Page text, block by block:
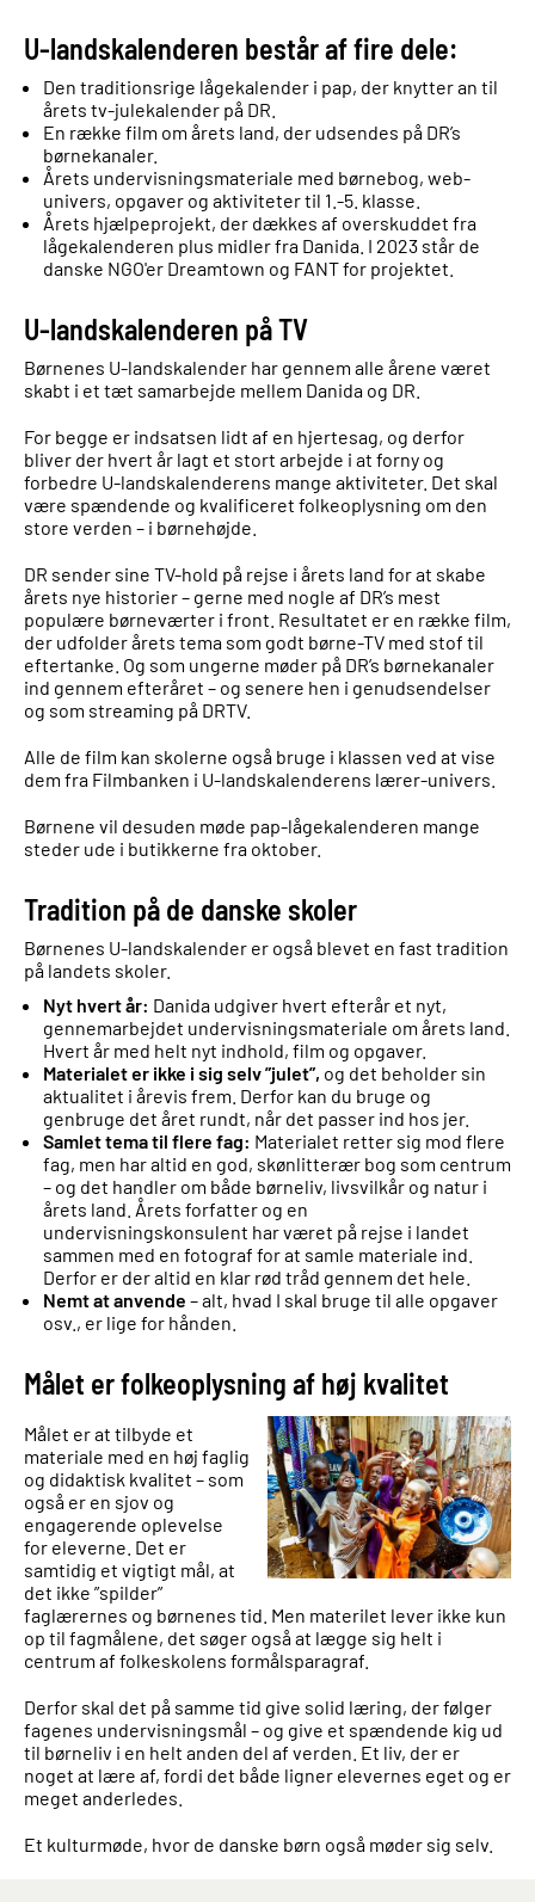
U-landskalenderen består af fire dele:
Den traditionsrige lågekalender i pap, der knytter an til
årets tv-julekalender på DR.
En række film om årets land, der udsendes på DR’s
børnekanaler.
Årets undervisningsmateriale med børnebog, web-
univers, opgaver og aktiviteter til 1.-5. klasse.
Årets hjælpeprojekt, der dækkes af overskuddet fra
lågekalenderen plus midler fra Danida. I 2023 står de
danske NGO'er Dreamtown og FANT for projektet.
U-landskalenderen på TV
Børnenes U-landskalender har gennem alle årene været
skabt i et tæt samarbejde mellem Danida og DR.
For begge er indsatsen lidt af en hjertesag, og derfor
bliver der hvert år lagt et stort arbejde i at forny og
forbedre U-landskalenderens mange aktiviteter. Det skal
være spændende og kvalificeret folkeoplysning om den
store verden – i børnehøjde.
DR sender sine TV-hold på rejse i årets land for at skabe
årets nye historier – gerne med nogle af DR’s mest
populære børneværter i front. Resultatet er en række film,
der udfolder årets tema som godt børne-TV med stof til
eftertanke. Og som ungerne møder på DR’s børnekanaler
ind gennem efteråret – og senere hen i genudsendelser
og som streaming på DRTV.
Alle de film kan skolerne også bruge i klassen ved at vise
dem fra Filmbanken i U-landskalenderens lærer-univers.
Børnene vil desuden møde pap-lågekalenderen mange
steder ude i butikkerne fra oktober.
Tradition på de danske skoler
Børnenes U-landskalender er også blevet en fast tradition
på landets skoler.
Nyt hvert år: Danida udgiver hvert efterår et nyt,
gennemarbejdet undervisningsmateriale om årets land.
Hvert år med helt nyt indhold, film og opgaver.
Materialet er ikke i sig selv ”julet”, og det beholder sin
aktualitet i årevis frem. Derfor kan du bruge og
genbruge det året rundt, når det passer ind hos jer.
Samlet tema til flere fag: Materialet retter sig mod flere
fag, men har altid en god, skønlitterær bog som centrum
– og det handler om både børneliv, livsvilkår og natur i
årets land. Årets forfatter og en
undervisningskonsulent har været på rejse i landet
sammen med en fotograf for at samle materiale ind.
Derfor er der altid en klar rød tråd gennem det hele.
Nemt at anvende – alt, hvad I skal bruge til alle opgaver
osv., er lige for hånden.
Målet er folkeoplysning af høj kvalitet
Målet er at tilbyde et
materiale med en høj faglig
og didaktisk kvalitet – som
også er en sjov og
engagerende oplevelse
for eleverne. Det er
samtidig et vigtigt mål, at
det ikke ”spilder”
faglærernes og børnenes tid. Men materilet lever ikke kun
op til fagmålene, det søger også at lægge sig helt i
centrum af folkeskolens formålsparagraf.
Derfor skal det på samme tid give solid læring, der følger
fagenes undervisningsmål – og give et spændende kig ud
til børneliv i en helt anden del af verden. Et liv, der er
noget at lære af, fordi det både ligner elevernes eget og er
meget anderledes.
Et kulturmøde, hvor de danske børn også møder sig selv.